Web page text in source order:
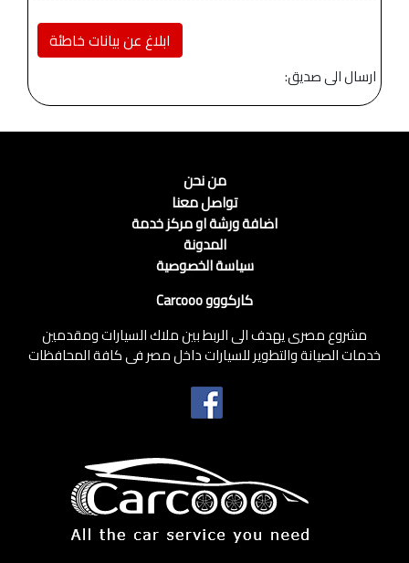
ابلاغ عن بيانات خاطئة
ارسال الى صديق:
من نحن
تواصل معنا
اضافة ورشة او مركز خدمة
المدونة
سياسة الخصوصية
كاركووو Carcooo
مشروع مصرى يهدف الى الربط بين ملاك السيارات ومقدمين
خدمات الصيانة والتطوير للسيارات داخل مصر فى كافة المحافظات